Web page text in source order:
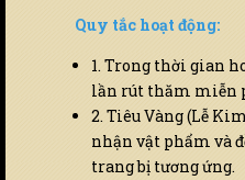
Quy tắc hoạt động:
1. Trong thời gian
lần rút thăm miễn
2. Tiêu Vàng (Lễ
nhận vật phẩm và
trang bị tương ứng.